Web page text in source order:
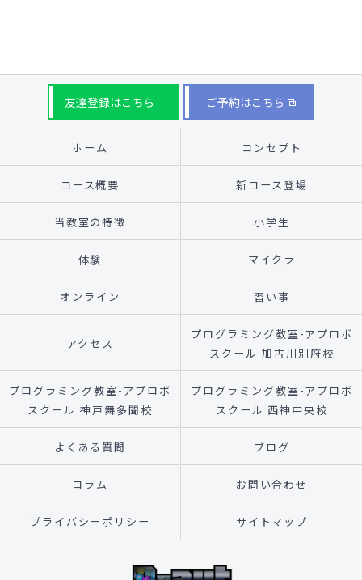
友達登録はこちら ご予約はこちら
ホーム コンセプト
コース概要 新コース登場
当教室の特徴 小学生
体験 マイクラ
オンライン 習い事
アクセス
プログラミング教室-アプロボ
スクール 加古川別府校
プログラミング教室-アプロボ
スクール 神戸舞多聞校
プログラミング教室-アプロボ
スクール 西神中央校
よくある質問 ブログ
コラム お問い合わせ
プライバシーポリシー サイトマップ